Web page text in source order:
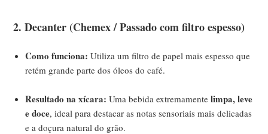
2. Decanter (Chemex / Passado com filtro espesso)
Como funciona: Utiliza um filtro de papel mais espesso que
retém grande parte dos óleos do café.
Resultado na xícara: Uma bebida extremamentelimpa, leve
e doce, ideal para destacar as notas sensoriais mais delicadas
e a doçura natural do grão.